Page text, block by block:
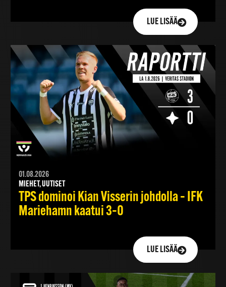
LUE LISÄÄ
01.08.2026
MIEHET, UUTISET
TPS dominoi Kian Visserin johdolla – IFK
Mariehamn kaatui 3–0
LUE LISÄÄ